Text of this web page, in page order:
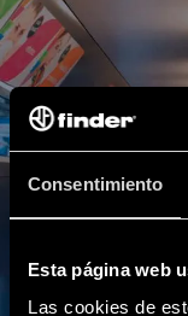
Consentimiento
Esta página web
Las cookies de